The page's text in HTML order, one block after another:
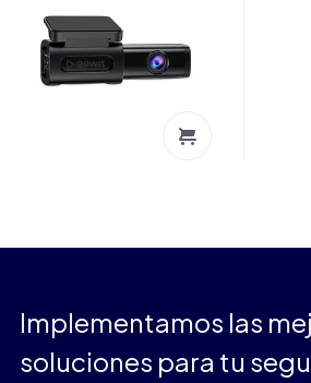
Implementamos las
soluciones para tu